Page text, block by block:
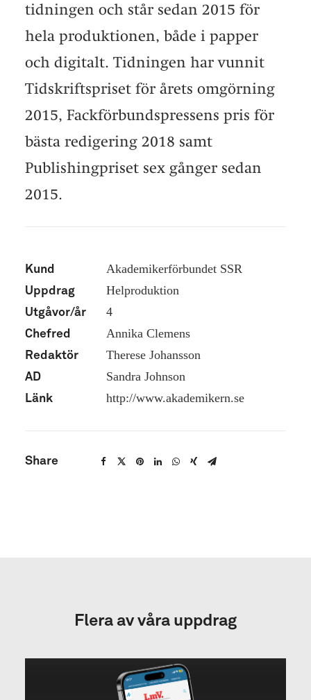
tidningen och står sedan 2015 för
hela produktionen, både i papper
och digitalt. Tidningen har vunnit
Tidskriftspriset för årets omgörning
2015, Fackförbundspressens pris för
bästa redigering 2018 samt
Publishingpriset sex gånger sedan
2015.
Kund Akademikerförbundet SSR
Uppdrag Helproduktion
Utgåvor/år 4
Chefred Annika Clemens
Redaktör Therese Johansson
AD Sandra Johnson
Länk http://www.akademikern.se
Share
Flera av våra uppdrag